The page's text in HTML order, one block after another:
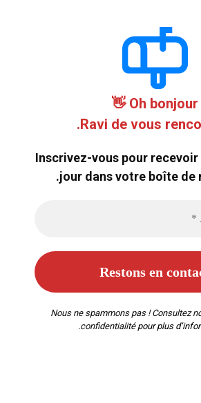
Oh bonjour 👋
Ravi de vous
Inscrivez-vous pour
jour dans votre boîte de
Nous ne spammons pas ! Consultez
confidentialitépour plus